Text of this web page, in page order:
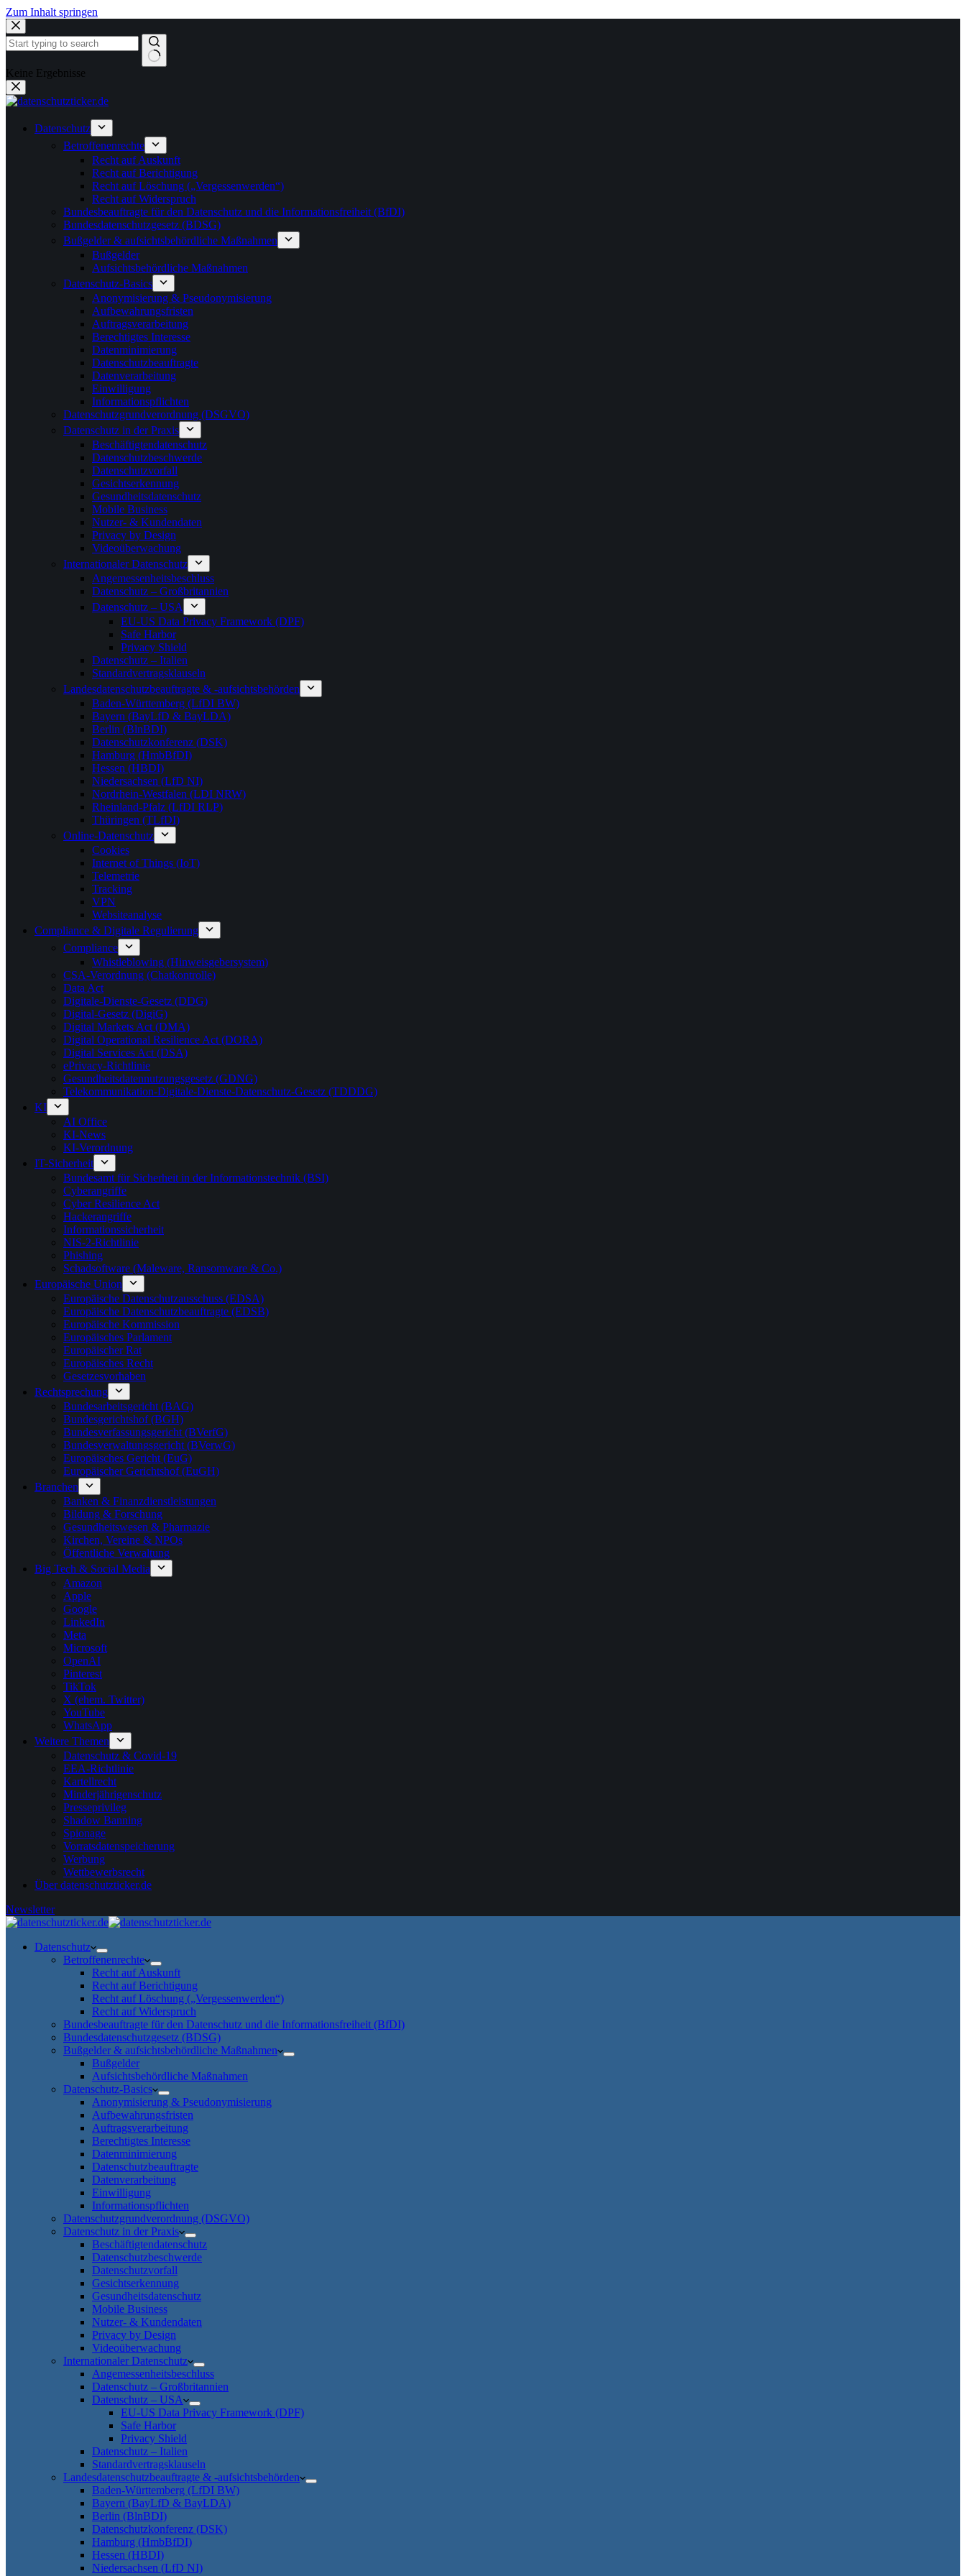
Zum Inhalt springen
Keine Ergebnisse
Datenschutz
Betroffenenrechte
Recht auf Auskunft
Recht auf Berichtigung
Recht auf Löschung („Vergessenwerden“)
Recht auf Widerspruch
Bundesbeauftragte für den Datenschutz und die Informationsfreiheit (BfDI)
Bundesdatenschutzgesetz (BDSG)
Bußgelder & aufsichtsbehördliche Maßnahmen
Bußgelder
Aufsichtsbehördliche Maßnahmen
Datenschutz-Basics
Anonymisierung & Pseudonymisierung
Aufbewahrungsfristen
Auftragsverarbeitung
Berechtigtes Interesse
Datenminimierung
Datenschutzbeauftragte
Datenverarbeitung
Einwilligung
Informationspflichten
Datenschutzgrundverordnung (DSGVO)
Datenschutz in der Praxis
Beschäftigtendatenschutz
Datenschutzbeschwerde
Datenschutzvorfall
Gesichtserkennung
Gesundheitsdatenschutz
Mobile Business
Nutzer- & Kundendaten
Privacy by Design
Videoüberwachung
Internationaler Datenschutz
Angemessenheitsbeschluss
Datenschutz – Großbritannien
Datenschutz – USA
EU-US Data Privacy Framework (DPF)
Safe Harbor
Privacy Shield
Datenschutz – Italien
Standardvertragsklauseln
Landesdatenschutzbeauftragte & -aufsichtsbehörden
Baden-Württemberg (LfDI BW)
Bayern (BayLfD & BayLDA)
Berlin (BlnBDI)
Datenschutzkonferenz (DSK)
Hamburg (HmbBfDI)
Hessen (HBDI)
Niedersachsen (LfD NI)
Nordrhein-Westfalen (LDI NRW)
Rheinland-Pfalz (LfDI RLP)
Thüringen (TLfDI)
Online-Datenschutz
Cookies
Internet of Things (IoT)
Telemetrie
Tracking
VPN
Websiteanalyse
Compliance & Digitale Regulierung
Compliance
Whistleblowing (Hinweisgebersystem)
CSA-Verordnung (Chatkontrolle)
Data Act
Digitale-Dienste-Gesetz (DDG)
Digital-Gesetz (DigiG)
Digital Markets Act (DMA)
Digital Operational Resilience Act (DORA)
Digital Services Act (DSA)
ePrivacy-Richtlinie
Gesundheitsdatennutzungsgesetz (GDNG)
Telekommunikation-Digitale-Dienste-Datenschutz-Gesetz (TDDDG)
KI
AI Office
KI-News
KI-Verordnung
IT-Sicherheit
Bundesamt für Sicherheit in der Informationstechnik (BSI)
Cyberangriffe
Cyber Resilience Act
Hackerangriffe
Informationssicherheit
NIS-2-Richtlinie
Phishing
Schadsoftware (Maleware, Ransomware & Co.)
Europäische Union
Europäische Datenschutzausschuss (EDSA)
Europäische Datenschutzbeauftragte (EDSB)
Europäische Kommission
Europäisches Parlament
Europäischer Rat
Europäisches Recht
Gesetzesvorhaben
Rechtsprechung
Bundesarbeitsgericht (BAG)
Bundesgerichtshof (BGH)
Bundesverfassungsgericht (BVerfG)
Bundesverwaltungsgericht (BVerwG)
Europäisches Gericht (EuG)
Europäischer Gerichtshof (EuGH)
Branchen
Banken & Finanzdienstleistungen
Bildung & Forschung
Gesundheitswesen & Pharmazie
Kirchen, Vereine & NPOs
Öffentliche Verwaltung
Big Tech & Social Media
Amazon
Apple
Google
LinkedIn
Meta
Microsoft
OpenAI
Pinterest
TikTok
X (ehem. Twitter)
YouTube
WhatsApp
Weitere Themen
Datenschutz & Covid-19
EEA-Richtlinie
Kartellrecht
Minderjährigenschutz
Presseprivileg
Shadow Banning
Spionage
Vorratsdatenspeicherung
Werbung
Wettbewerbsrecht
Über datenschutzticker.de
Newsletter
Datenschutz
Betroffenenrechte
Recht auf Auskunft
Recht auf Berichtigung
Recht auf Löschung („Vergessenwerden“)
Recht auf Widerspruch
Bundesbeauftragte für den Datenschutz und die Informationsfreiheit (BfDI)
Bundesdatenschutzgesetz (BDSG)
Bußgelder & aufsichtsbehördliche Maßnahmen
Bußgelder
Aufsichtsbehördliche Maßnahmen
Datenschutz-Basics
Anonymisierung & Pseudonymisierung
Aufbewahrungsfristen
Auftragsverarbeitung
Berechtigtes Interesse
Datenminimierung
Datenschutzbeauftragte
Datenverarbeitung
Einwilligung
Informationspflichten
Datenschutzgrundverordnung (DSGVO)
Datenschutz in der Praxis
Beschäftigtendatenschutz
Datenschutzbeschwerde
Datenschutzvorfall
Gesichtserkennung
Gesundheitsdatenschutz
Mobile Business
Nutzer- & Kundendaten
Privacy by Design
Videoüberwachung
Internationaler Datenschutz
Angemessenheitsbeschluss
Datenschutz – Großbritannien
Datenschutz – USA
EU-US Data Privacy Framework (DPF)
Safe Harbor
Privacy Shield
Datenschutz – Italien
Standardvertragsklauseln
Landesdatenschutzbeauftragte & -aufsichtsbehörden
Baden-Württemberg (LfDI BW)
Bayern (BayLfD & BayLDA)
Berlin (BlnBDI)
Datenschutzkonferenz (DSK)
Hamburg (HmbBfDI)
Hessen (HBDI)
Niedersachsen (LfD NI)